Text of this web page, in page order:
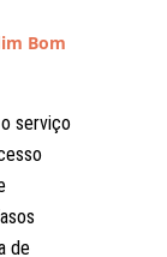
Bom
serviço
de